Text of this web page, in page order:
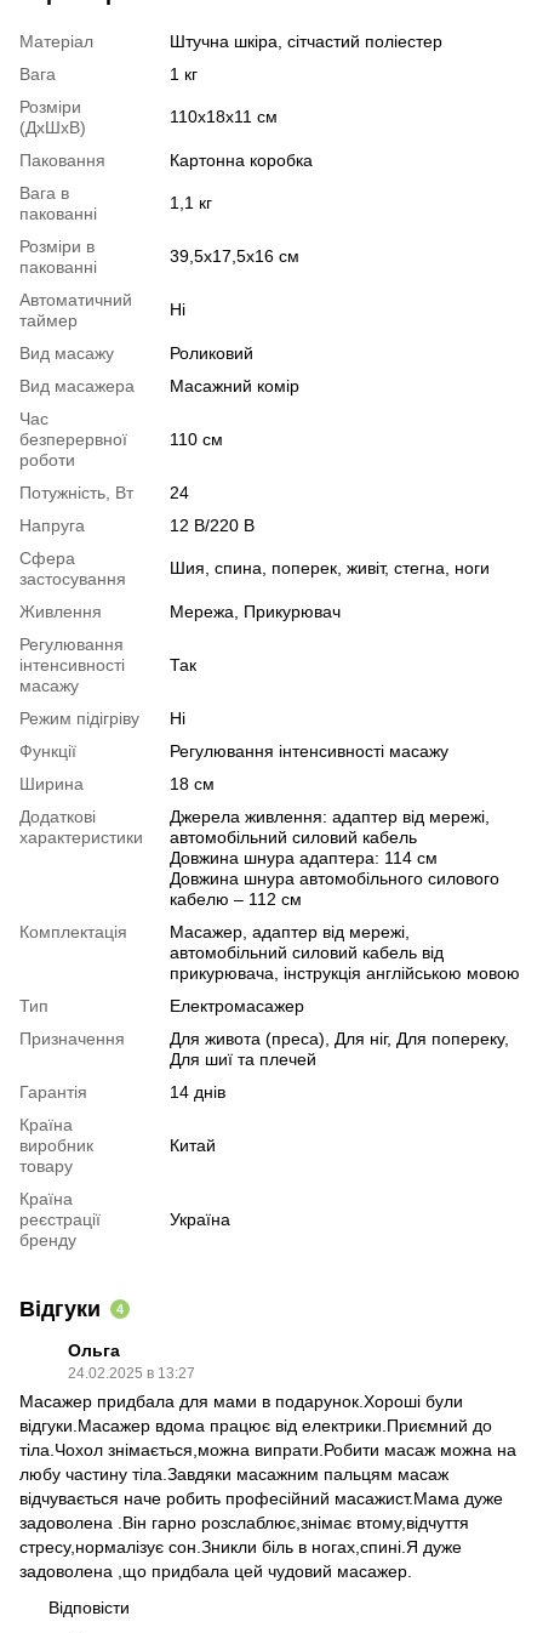
Матеріал
Штучна шкіра, сітчастий поліестер
Вага
1 кг
Розміри
(ДхШхВ)
110х18х11 см
Паковання
Картонна коробка
Вага в
пакованні
1,1 кг
Розміри в
пакованні
39,5х17,5х16 см
Автоматичний
таймер
Ні
Вид масажу
Роликовий
Вид масажера
Масажний комір
Час
безперервної
роботи
110 см
Потужність, Вт
24
Напруга
12 В/220 В
Сфера
застосування
Шия, спина, поперек, живіт, стегна, ноги
Живлення
Мережа, Прикурювач
Регулювання
інтенсивності
масажу
Так
Режим підігріву
Ні
Функції
Регулювання інтенсивності масажу
Ширина
18 см
Додаткові
характеристики
Джерела живлення: адаптер від мережі,
автомобільний силовий кабель
Довжина шнура адаптера: 114 см
Довжина шнура автомобільного силового
кабелю – 112 см
Комплектація
Масажер, адаптер від мережі,
автомобільний силовий кабель від
прикурювача, інструкція англійською мовою
Тип
Електромасажер
Призначення
Для живота (преса), Для ніг, Для попереку,
Для шиї та плечей
Гарантія
14 днів
Країна
виробник
товару
Китай
Країна
реєстрації
бренду
Україна
Відгуки 4
Ольга
24.02.2025 в 13:27
Масажер придбала для мами в подарунок.Хороші були
відгуки.Масажер вдома працює від електрики.Приємний до
тіла.Чохол знімається,можна випрати.Робити масаж можна на
любу частину тіла.Завдяки масажним пальцям масаж
відчувається наче робить професійний масажист.Мама дуже
задоволена .Він гарно розслаблює,знімає втому,відчуття
стресу,нормалізує сон.Зникли біль в ногах,спині.Я дуже
задоволена ,що придбала цей чудовий масажер.
Відповісти